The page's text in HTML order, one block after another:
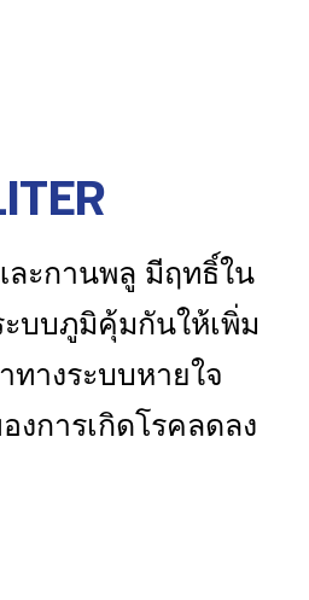
ละกานพลู มีฤทธิ์ใน
บบภูมิคุ้มกันให้เพิ่ม
างระบบหายใจ
การเกิดโรคลดลง